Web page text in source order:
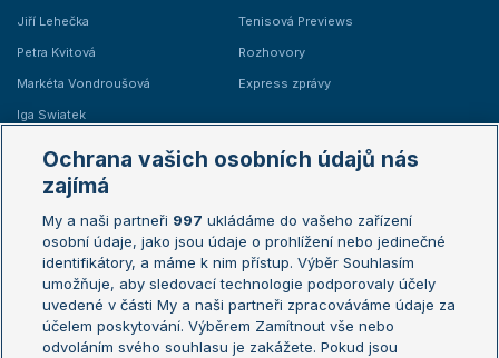
Jiří Lehečka
Petra Kvitová
Markéta Vondroušová
Iga Swiatek
Tenisová Previews
Rozhovory
Express zprávy
Žebříčky
Žebříček ATP (muži)
Žebříček WTA (ženy)
Sázkařský žebříček
Australian Open
French Open
Wimbledon
US Open
Turnaj mistrů
Ochrana vašich osobních údajů nás
zajímá
My a naši partneři 997 ukládáme do vašeho zařízení
osobní údaje, jako jsou údaje o prohlížení nebo jedinečné
identifikátory, a máme k nim přístup. Výběr Souhlasím
umožňuje, aby sledovací technologie podporovaly účely
uvedené v části My a naši partneři zpracováváme údaje za
účelem poskytování. Výběrem Zamítnout vše nebo
odvoláním svého souhlasu je zakážete. Pokud jsou